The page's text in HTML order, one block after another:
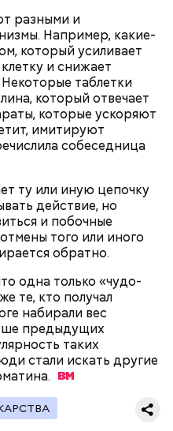
разными и
Например, какие-
который усиливает
и снижает
таблетки
который отвечает
которые ускоряют
имитируют
собеседница
ту или иную цепочку
действие, но
и побочные
того или иного
обратно.
одна только «чудо-
те, кто получал
набирали вес
предыдущих
таких
стали искать другие
нужно легко
добавляются зелень
масло.
поделился рецептом
сахара, который
одной стороны — это
Но важно
не нужно сильно
людям с